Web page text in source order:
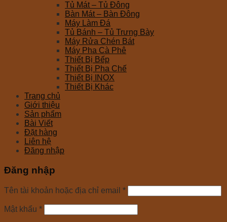
Tủ Mát – Tủ Đông
Bàn Mát – Bàn Đông
Máy Làm Đá
Tủ Bánh – Tủ Trưng Bày
Máy Rửa Chén Bát
Máy Pha Cà Phê
Thiết Bị Bếp
Thiết Bị Pha Chế
Thiết Bị INOX
Thiết Bị Khác
Trang chủ
Giới thiệu
Sản phẩm
Bài Viết
Đặt hàng
Liên hệ
Đăng nhập
Đăng nhập
Tên tài khoản hoặc địa chỉ email *
Mật khẩu *